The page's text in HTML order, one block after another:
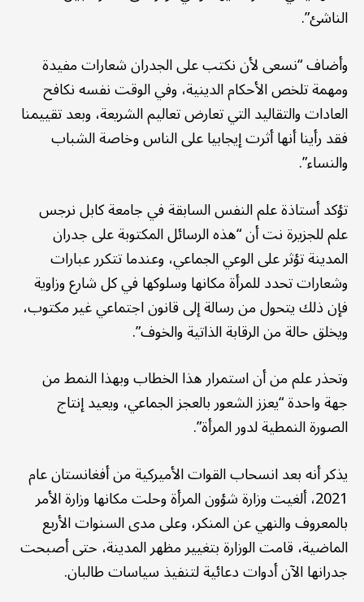
الناشئ”.
وأضاف “نسعى لأن نكتب على الجدران شعارات مفيدة
ومهمة تلخص الأحكام الدينية، وفي الوقت نفسه نكافح
العادات والتقاليد التي تعارض تعاليم الشريعة، وبعد تقييمنا
فقد رأينا أنها أثرت إيجابيا على الناس وخاصة الشباب
والنساء”.
تؤكد أستاذة علم النفس السابقة في جامعة كابل نرجس
علم للجزيرة نت أن “هذه الرسائل المكتوبة على جدران
المدينة تؤثر على الوعي الجماعي، وعندما تتكرر عبارات
وشعارات تحدد للمرأة مكانها وسلوكها في كل شارع وزاوية
فإن ذلك يتحول من رسالة إلى قانون اجتماعي غير مكتوب،
ويخلق حالة من الرقابة الذاتية والخوف”.
وتحذر علم من أن استمرار هذا الخطاب وبهذا النمط من
جهة واحدة “يعزز الشعور بالعجز الجماعي، ويعيد إنتاج
الصورة النمطية لدور المرأة”.
يذكر أنه بعد انسحاب القوات الأميركية من أفغانستان عام
2021، ألغيت وزارة شؤون المرأة وحلت مكانها وزارة الأمر
بالمعروف والنهي عن المنكر، وعلى مدى السنوات الأربع
الماضية، قامت الوزارة بتغيير مظهر المدينة، حتى أصبحت
جدرانها الآن أدوات دعائية لتنفيذ سياسات طالبان.